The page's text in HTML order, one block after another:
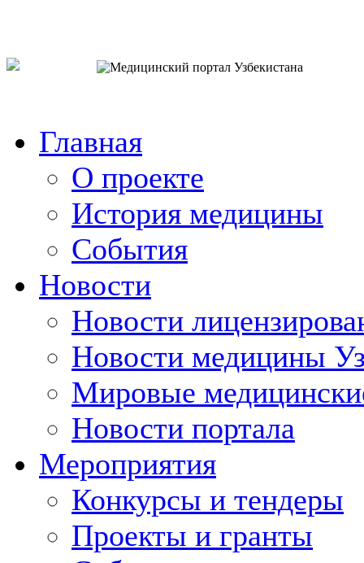
Главная
О проекте
История медицины
События
Новости
Новости
Новости медицины
Мировые
Новости портала
Мероприятия
Конкурсы и тендеры
Проекты и гранты